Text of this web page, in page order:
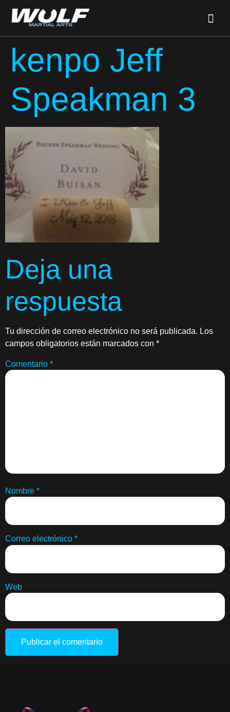
kenpo Jeff
Speakman 3
Deja una
respuesta
Tu dirección de correo electrónico no será publicada. Los
campos obligatorios están marcados con *
Comentario *
Nombre *
Correo electrónico *
Web